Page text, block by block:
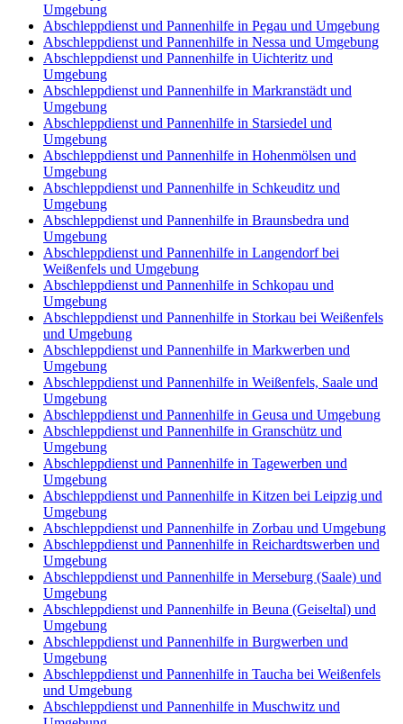
Umgebung
Abschleppdienst und Pannenhilfe in Pegau und Umgebung
Abschleppdienst und Pannenhilfe in Nessa und Umgebung
Abschleppdienst und Pannenhilfe in Uichteritz und
Umgebung
Abschleppdienst und Pannenhilfe in Markranstädt und
Umgebung
Abschleppdienst und Pannenhilfe in Starsiedel und
Umgebung
Abschleppdienst und Pannenhilfe in Hohenmölsen und
Umgebung
Abschleppdienst und Pannenhilfe in Schkeuditz und
Umgebung
Abschleppdienst und Pannenhilfe in Braunsbedra und
Umgebung
Abschleppdienst und Pannenhilfe in Langendorf bei
Weißenfels und Umgebung
Abschleppdienst und Pannenhilfe in Schkopau und
Umgebung
Abschleppdienst und Pannenhilfe in Storkau bei Weißenfels
und Umgebung
Abschleppdienst und Pannenhilfe in Markwerben und
Umgebung
Abschleppdienst und Pannenhilfe in Weißenfels, Saale und
Umgebung
Abschleppdienst und Pannenhilfe in Geusa und Umgebung
Abschleppdienst und Pannenhilfe in Granschütz und
Umgebung
Abschleppdienst und Pannenhilfe in Tagewerben und
Umgebung
Abschleppdienst und Pannenhilfe in Kitzen bei Leipzig und
Umgebung
Abschleppdienst und Pannenhilfe in Zorbau und Umgebung
Abschleppdienst und Pannenhilfe in Reichardtswerben und
Umgebung
Abschleppdienst und Pannenhilfe in Merseburg (Saale) und
Umgebung
Abschleppdienst und Pannenhilfe in Beuna (Geiseltal) und
Umgebung
Abschleppdienst und Pannenhilfe in Burgwerben und
Umgebung
Abschleppdienst und Pannenhilfe in Taucha bei Weißenfels
und Umgebung
Abschleppdienst und Pannenhilfe in Muschwitz und